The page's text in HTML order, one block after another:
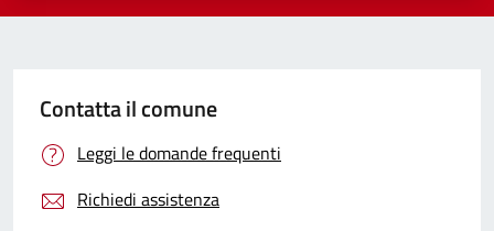
Contatta il comune
Leggi le domande frequenti
Richiedi assistenza